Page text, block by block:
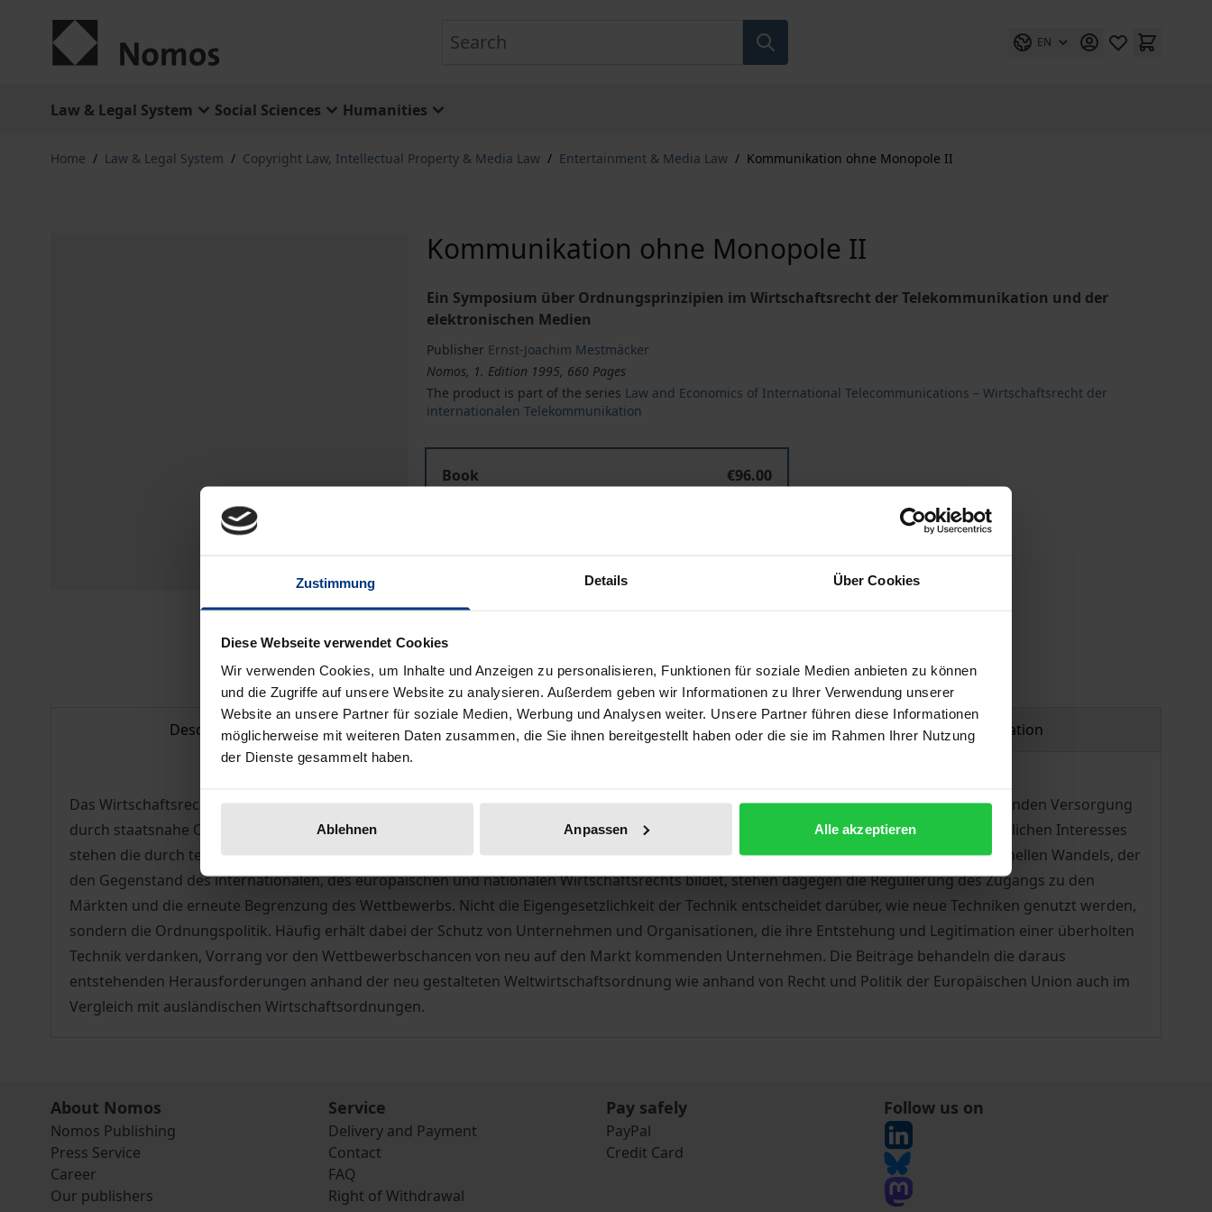
Zustimmung Details Über Cookies
Diese Webseite verwendet Cookies
Wir verwenden Cookies, um Inhalte und Anzeigen zu personalisieren, Funktionen für soziale Medien anbieten zu können
und die Zugriffe auf unsere Website zu analysieren. Außerdem geben wir Informationen zu Ihrer Verwendung unserer
Website an unsere Partner für soziale Medien, Werbung und Analysen weiter. Unsere Partner führen diese Informationen
möglicherweise mit weiteren Daten zusammen, die Sie ihnen bereitgestellt haben oder die sie im Rahmen Ihrer Nutzung
der Dienste gesammelt haben.
Ablehnen Anpassen Alle akzeptieren
EN
Law & Legal System Social Sciences Humanities
Home / Law & Legal System / Copyright Law, Intellectual Property & Media Law / Entertainment & Media Law / Kommunikation ohne Monopole II
Kommunikation ohne Monopole II
Ein Symposium über Ordnungsprinzipien im Wirtschaftsrecht der Telekommunikation und der
elektronischen Medien
Publisher Ernst-Joachim Mestmäcker
Nomos, 1. Edition 1995, 660 Pages
The product is part of the series Law and Economics of International Telecommunications – Wirtschaftsrecht der
internationalen Telekommunikation
Book
€96.00
Add to Cart
Delivery cost notice
Description Bibliographical data Product safety information
Das Wirtschaftsrecht der Telekommunikation und der elektronischen Medien ist weltweit durch Übergänge vom Prinzip der flächendeckenden Versorgung
durch staatsnahe Organisationen zum Prinzip offener Märkte und unverfälschten Wettbewerbs gekennzeichnet. Im Blickpunkt des öffentlichen Interesses
stehen die durch technischen Fortschritt ermöglichten neuen Formen der Information und Kommunikation. Im Mittelpunkt des institutionellen Wandels, der
den Gegenstand des internationalen, des europäischen und nationalen Wirtschaftsrechts bildet, stehen dagegen die Regulierung des Zugangs zu den
Märkten und die erneute Begrenzung des Wettbewerbs. Nicht die Eigengesetzlichkeit der Technik entscheidet darüber, wie neue Techniken genutzt werden,
sondern die Ordnungspolitik. Häufig erhält dabei der Schutz von Unternehmen und Organisationen, die ihre Entstehung und Legitimation einer überholten
Technik verdanken, Vorrang vor den Wettbewerbschancen von neu auf den Markt kommenden Unternehmen. Die Beiträge behandeln die daraus
entstehenden Herausforderungen anhand der neu gestalteten Weltwirtschaftsordnung wie anhand von Recht und Politik der Europäischen Union auch im
Vergleich mit ausländischen Wirtschaftsordnungen.
About Nomos
Nomos Publishing
Press Service
Career
Our publishers
Service
Delivery and Payment
Contact
FAQ
Right of Withdrawal
Pay safely
PayPal
Credit Card
Follow us on